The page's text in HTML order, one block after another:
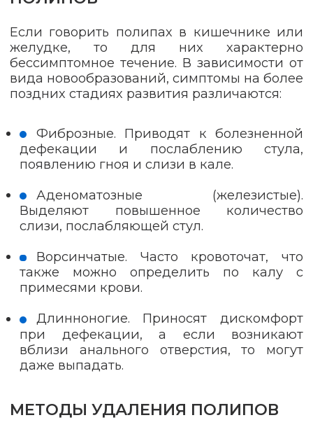
Если говорить полипах в кишечнике или
желудке, то для них характерно
бессимптомное течение. В зависимости от
вида новообразований, симптомы на более
поздних стадиях развития различаются:
Фиброзные. Приводят к болезненной
дефекации и послаблению стула,
появлению гноя и слизи в кале.
Аденоматозные (железистые).
Выделяют повышенное количество
слизи, послабляющей стул.
Ворсинчатые. Часто кровоточат, что
также можно определить по калу с
примесями крови.
Длинноногие. Приносят дискомфорт
при дефекации, а если возникают
вблизи анального отверстия, то могут
даже выпадать.
МЕТОДЫ УДАЛЕНИЯ ПОЛИПОВ